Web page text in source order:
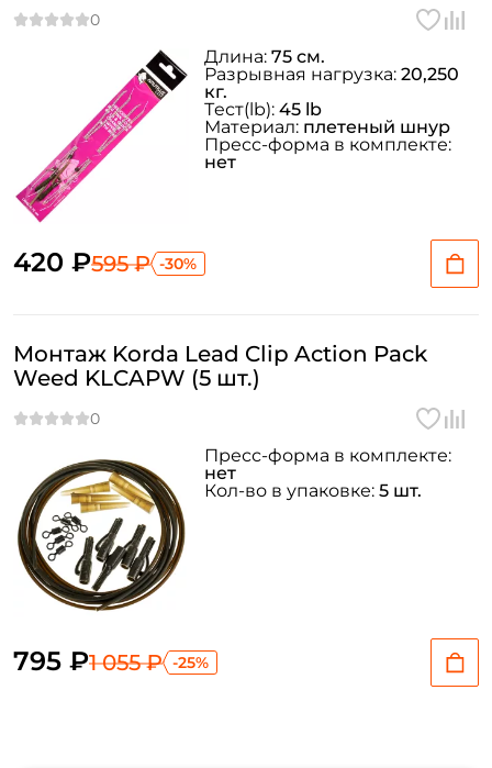
420 ₽595 ₽ -30%
Длина: 75 см.
Разрывная нагрузка: 20,250
кг.
Тeст(lb): 45 lb
Материал: плетеный шнур
Пресс-форма в комплекте:
нет
Монтаж Korda Lead Clip Action Pack
Weed KLCAPW (5 шт.)
795 ₽1 055 ₽ -25%
Пресс-форма в комплекте:
нет
Кол-во в упаковке: 5 шт.
Придумайте пароль: *
Повторите пароль: *
Заполняя данную форму вы соглашаетесь на обработку
Создать аккаунт
У меня уже есть аккаунт